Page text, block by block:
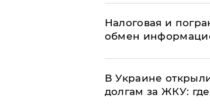
Налоговая и
обмен
В Украине
долгам за ЖКУ: